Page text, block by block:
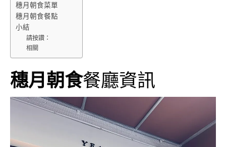
穗月朝食菜單
穗月朝食餐點
小結
請按讚：
相關
穗月朝食餐廳資訊